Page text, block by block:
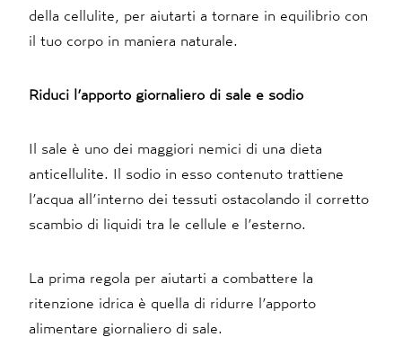
della cellulite, per aiutarti a tornare in equilibrio con
il tuo corpo in maniera naturale.
Riduci l’apporto giornaliero di sale e sodio
Il sale è uno dei maggiori nemici di una dieta
anticellulite. Il sodio in esso contenuto trattiene
l’acqua all’interno dei tessuti ostacolando il corretto
scambio di liquidi tra le cellule e l’esterno.
La prima regola per aiutarti a combattere la
ritenzione idrica è quella di ridurre l’apporto
alimentare giornaliero di sale.